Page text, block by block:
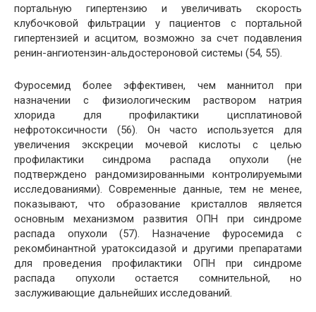
портальную гипертензию и увеличивать скорость
клубочковой фильтрации у пациентов с портальной
гипертензией и асцитом, возможно за счет подавления
ренин-ангиотензин-альдостероновой системы (54, 55).
Фуросемид более эффективен, чем маннитол при
назначении с физиологическим раствором натрия
хлорида для профилактики цисплатиновой
нефротоксичности (56). Он часто используется для
увеличения экскреции мочевой кислоты с целью
профилактики синдрома распада опухоли (не
подтверждено рандомизированными контролируемыми
исследованиями). Современные данные, тем не менее,
показывают, что образование кристаллов является
основным механизмом развития ОПН при синдроме
распада опухоли (57). Назначение фуросемида с
рекомбинантной уратоксидазой и другими препаратами
для проведения профилактики ОПН при синдроме
распада опухоли остается сомнительной, но
заслуживающие дальнейших исследований.